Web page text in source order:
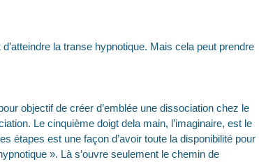
la transe hypnotique. Mais cela peut prendre
objectif de créer d’emblée une dissociation chez le
Le cinquième doigt dela main, l’imaginaire, est le
étapes est une façon d’avoir toute la disponibilité pour
». Là s’ouvre seulement le chemin de